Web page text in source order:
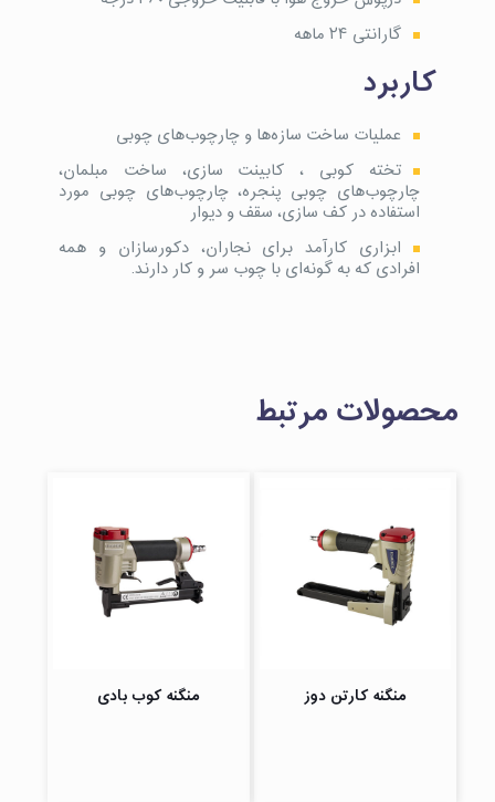
گارانتی ۲۴ ماهه
کاربرد
عملیات ساخت سازه‌ها و چارچوب‌های چوبی
تخته کوبی ، کابینت سازی، ساخت مبلمان،
چارچوب‌های چوبی پنجره، چارچوب‌های چوبی مورد
استفاده در کف سازی، سقف و دیوار
ابزاری کارآمد برای نجاران، دکورسازان و همه
افرادی که به گونه‌ای با چوب سر و کار دارند.
محصولات مرتبط
منگنه کارتن دوز منگنه کوب بادی